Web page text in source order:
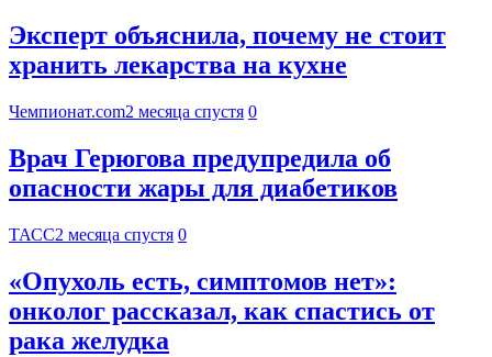
Эксперт объяснила, почему не стоит
хранить лекарства на кухне
Чемпионат.com2 месяца спустя 0
Врач Герюгова предупредила об
опасности жары для диабетиков
ТАСС2 месяца спустя 0
«Опухоль есть, симптомов нет»:
онколог рассказал, как спастись от
рака желудка